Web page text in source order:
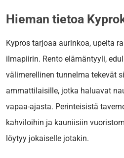
Hieman tietoa
Kypros tarjoaa aurinkoa, upeita
ilmapiirin. Rento elämäntyyli,
välimerellinen tunnelma tekevät
ammattilaisille, jotka haluavat
vapaa-ajasta. Perinteisistä
kahviloihin ja kauniisiin
löytyy jokaiselle jotakin.